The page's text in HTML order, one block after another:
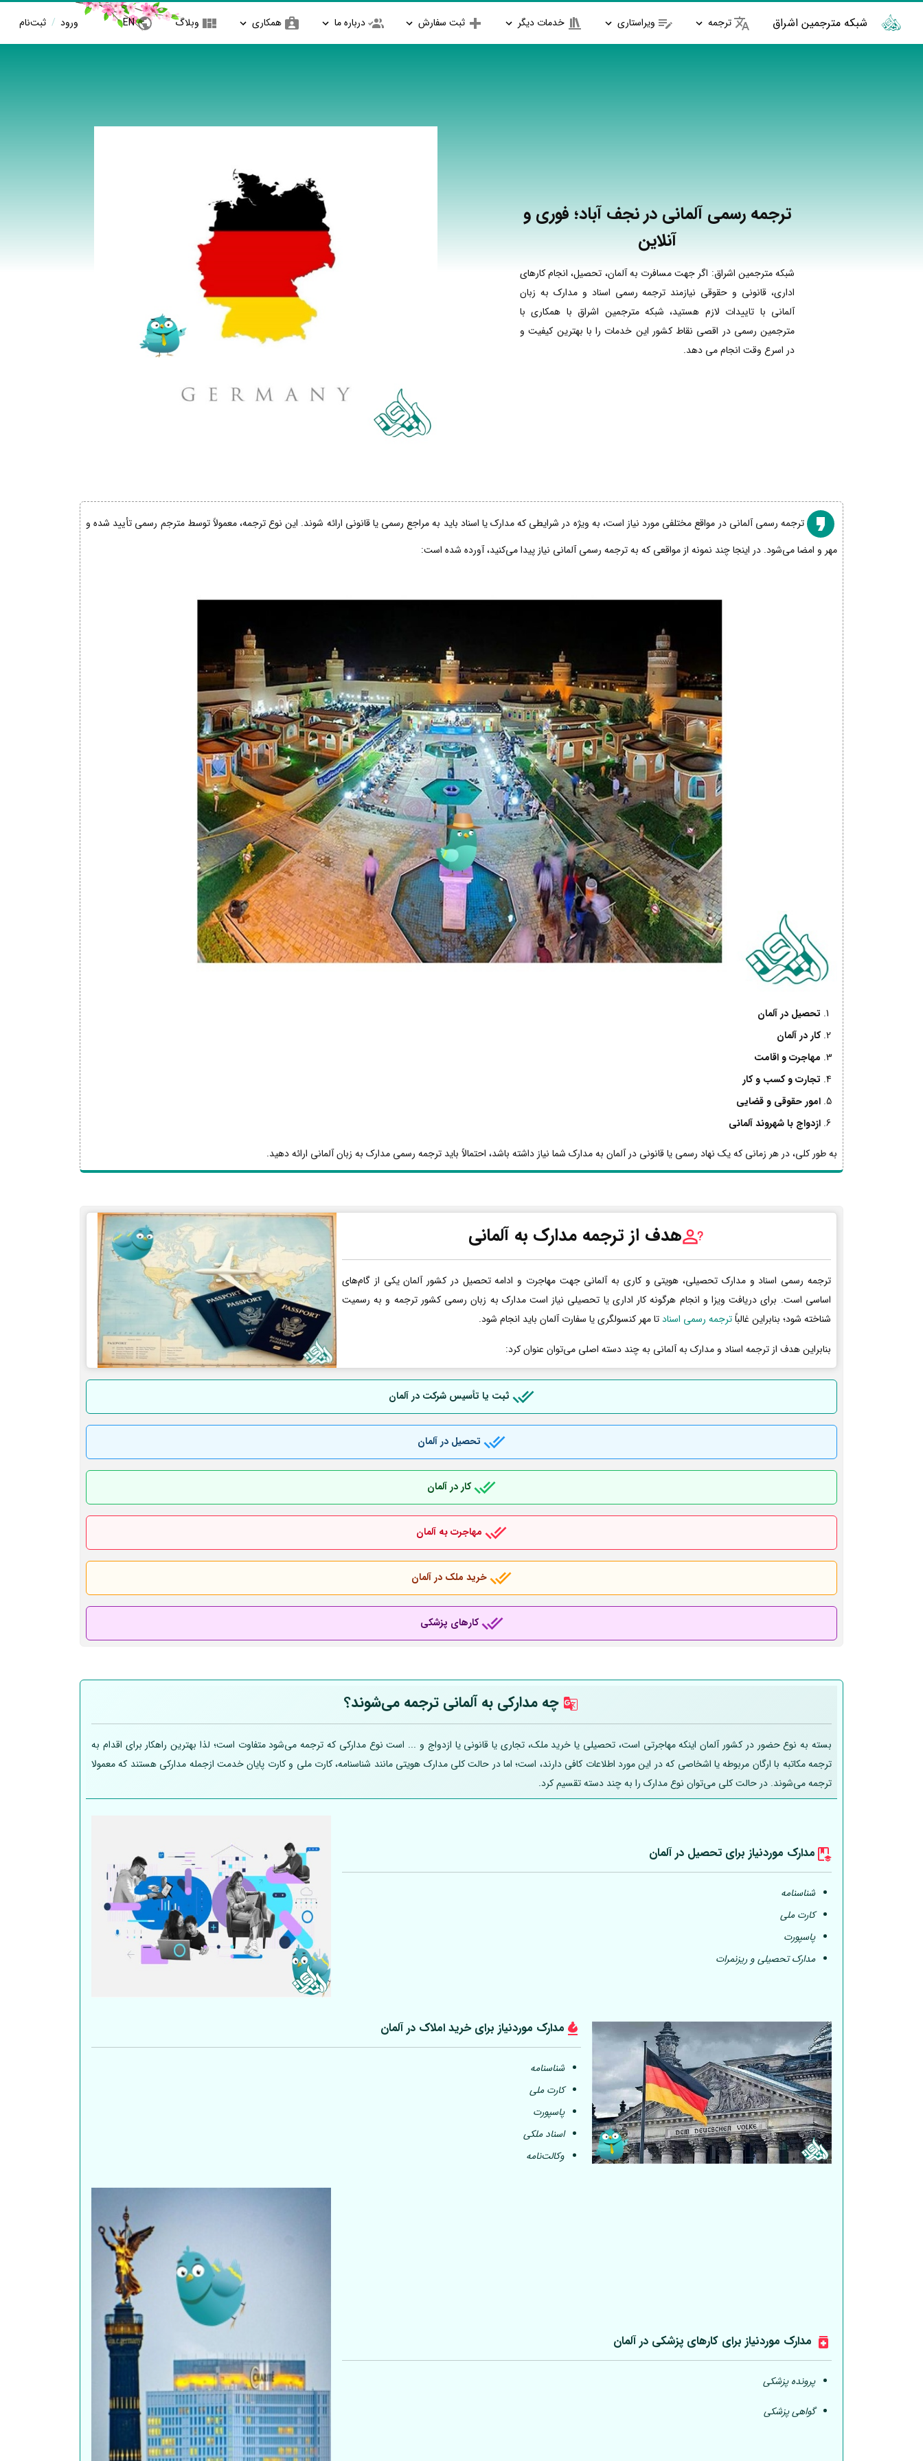
شبکه مترجمین اشراق ترجمه ویراستاری خدمات دیگر ثبت سفارش درباره ما همکاری وبلاگ EN ورود / ثبت‌نام
ترجمه رسمی آلمانی در نجف آباد؛ فوری و
آنلاین
شبکه مترجمین اشراق: اگر جهت مسافرت به آلمان، تحصیل، انجام کارهای
اداری، قانونی و حقوقی نیازمند ترجمه رسمی اسناد و مدارک به زبان
آلمانی با تاییدات لازم هستید، شبکه مترجمین اشراق با همکاری با
مترجمین رسمی در اقصی نقاط کشور این خدمات را با بهترین کیفیت و
در اسرع وقت انجام می دهد.
ترجمه رسمی آلمانی در مواقع مختلفی مورد نیاز است، به ویژه در شرایطی که مدارک یا اسناد باید به مراجع رسمی یا قانونی ارائه شوند. این نوع ترجمه، معمولاً توسط مترجم رسمی تأیید شده و
مهر و امضا می‌شود. در اینجا چند نمونه از مواقعی که به ترجمه رسمی آلمانی نیاز پیدا می‌کنید، آورده شده است:
تحصیل در آلمان
کار در آلمان
مهاجرت و اقامت
تجارت و کسب و کار
امور حقوقی و قضایی
ازدواج با شهروند آلمانی
به طور کلی، در هر زمانی که یک نهاد رسمی یا قانونی در آلمان به مدارک شما نیاز داشته باشد، احتمالاً باید ترجمه رسمی مدارک به زبان آلمانی ارائه دهید.
هدف از ترجمه مدارک به آلمانی
ترجمه رسمی اسناد و مدارک تحصیلی، هویتی و کاری به آلمانی جهت مهاجرت و ادامه تحصیل در کشور آلمان یکی از گام‌های
اساسی است. برای دریافت ویزا و انجام هرگونه کار اداری یا تحصیلی نیاز است مدارک به زبان رسمی کشور ترجمه و به رسمیت
شناخته شود؛ بنابراین غالباًترجمه رسمی اسنادتا مهر کنسولگری یا سفارت آلمان باید انجام شود.
بنابراین هدف از ترجمه اسناد و مدارک به آلمانی به چند دسته اصلی می‌توان عنوان کرد:
ثبت یا تأسیس شرکت در آلمان
تحصیل در آلمان
کار در آلمان
مهاجرت به آلمان
خرید ملک در آلمان
کارهای پزشکی
چه مدارکی بهآلمانی ترجمه می‌شوند؟
بسته به نوع حضور در کشور آلمان اینکه مهاجرتی است، تحصیلی یا خرید ملک، تجاری یا قانونی یا ازدواج و ... است نوع مدارکی که ترجمه می‌شود متفاوت است؛ لذا بهترین راهکار برای اقدام به
ترجمه مکاتبه با ارگان مربوطه یا اشخاصی که در این مورد اطلاعات کافی دارند، است؛ اما در حالت کلی مدارک هویتی مانند شناسنامه، کارت ملی و کارت پایان خدمت ازجمله مدارکی هستند که معمولا
ترجمه می‌شوند. در حالت کلی می‌توان نوع مدارک را به چند دسته تقسیم کرد.
مدارک موردنیاز برای تحصیل درآلمان
شناسنامه
کارت ملی
پاسپورت
مدارک تحصیلی و ریزنمرات
مدارک موردنیاز برای خرید املاک درآلمان
شناسنامه
کارت ملی
پاسپورت
اسناد ملکی
وکالت‌نامه
مدارک موردنیاز برای کارهای پزشکی درآلمان
پرونده پزشکی
گواهی پزشکی